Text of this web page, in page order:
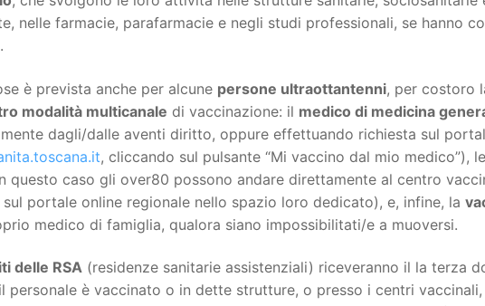
nelle farmacie, parafarmacie e negli studi professionali, se hanno
è prevista anche per alcune persone ultraottantenni, per costoro
modalità multicanale di vaccinazione: il medico di medicina
dagli/dalle aventi diritto, oppure effettuando richiesta sul
, cliccando sul pulsante “Mi vaccino dal mio medico”), le
questo caso gli over80 possono andare direttamente al centro
portale online regionale nello spazio loro dedicato), e, infine, la
medico di famiglia, qualora siano impossibilitati/e a muoversi.
delle RSA (residenze sanitarie assistenziali) riceveranno il la terza
personale è vaccinato o in dette strutture, o presso i centri